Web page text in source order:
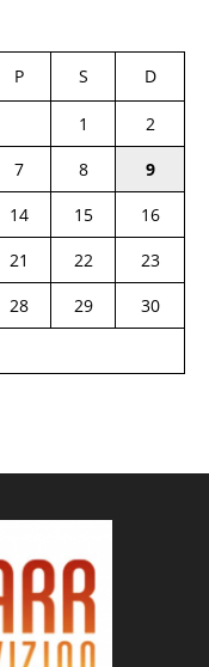
P S D
1
2
7 8
9
14 15
16
21 22
23
28 29
30